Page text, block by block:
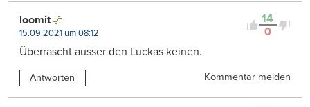
14
0
loomit
15.09.2021 um 08:12
Überrascht ausser den Luckas keinen.
Antworten Kommentar melden